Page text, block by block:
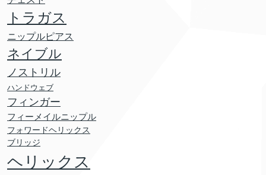
トラガス
ニップルピアス
ネイブル
ノストリル
ハンドウェブ
フィンガー
フィーメイルニップル
フォワードヘリックス
ブリッジ
ヘリックス